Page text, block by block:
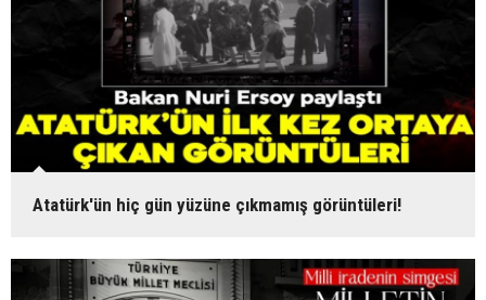
Atatürk'ün hiç gün yüzüne çıkmamış görüntüleri!